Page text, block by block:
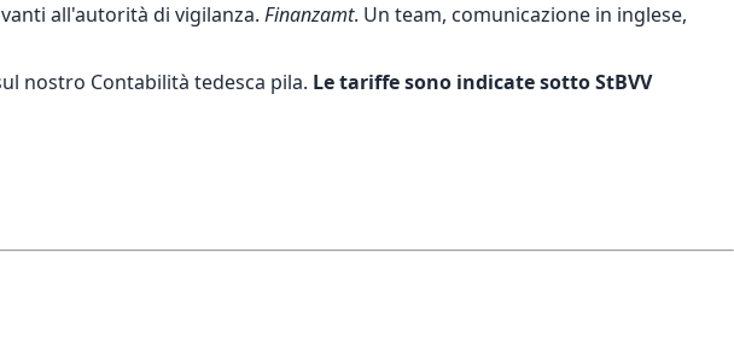
all'autorità di vigilanza. Finanzamt. Un team, comunicazione in inglese,
nostro Contabilità tedesca pila. Le tariffe sono indicate sotto StBVV